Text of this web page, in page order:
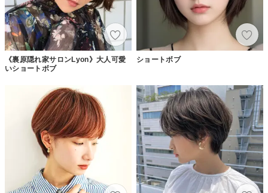
《裏原隠れ家サロンLyon》大人可愛
いショートボブ
ショートボブ